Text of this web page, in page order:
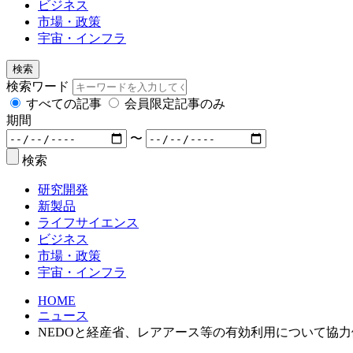
ビジネス
市場・政策
宇宙・インフラ
検索
検索ワード
すべての記事
会員限定記事のみ
期間
〜
検索
研究開発
新製品
ライフサイエンス
ビジネス
市場・政策
宇宙・インフラ
HOME
ニュース
NEDOと経産省、レアアース等の有効利用について協